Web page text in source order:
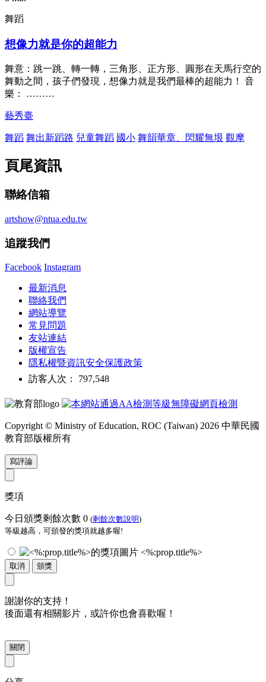
舞蹈
想像力就是你的超能力
舞意：跳一跳、轉一轉，三角形、正方形、圓形在天馬行空的
舞動之間，孩子們發現，想像力就是我們最棒的超能力！ 音
樂： ………
藝秀臺
舞蹈 舞出新蹈路 兒童舞蹈 國小 舞韻華章、閃耀無垠 觀摩
頁尾資訊
聯絡信箱
artshow@ntua.edu.tw
追蹤我們
Facebook Instagram
最新消息
聯絡我們
網站導覽
常見問題
友站連結
版權宣告
隱私權暨資訊安全保護政策
訪客人次： 797,548
Copyright © Ministry of Education, ROC (Taiwan) 2026 中華民國
教育部版權所有
寫評論
獎項
今日頒獎剩餘次數 0 (剩餘次數說明)
等級越高，可頒發的獎項就越多喔!
<%:prop.title%>
取消 頒獎
謝謝你的支持！
後面還有相關影片，或許你也會喜歡喔！
關閉